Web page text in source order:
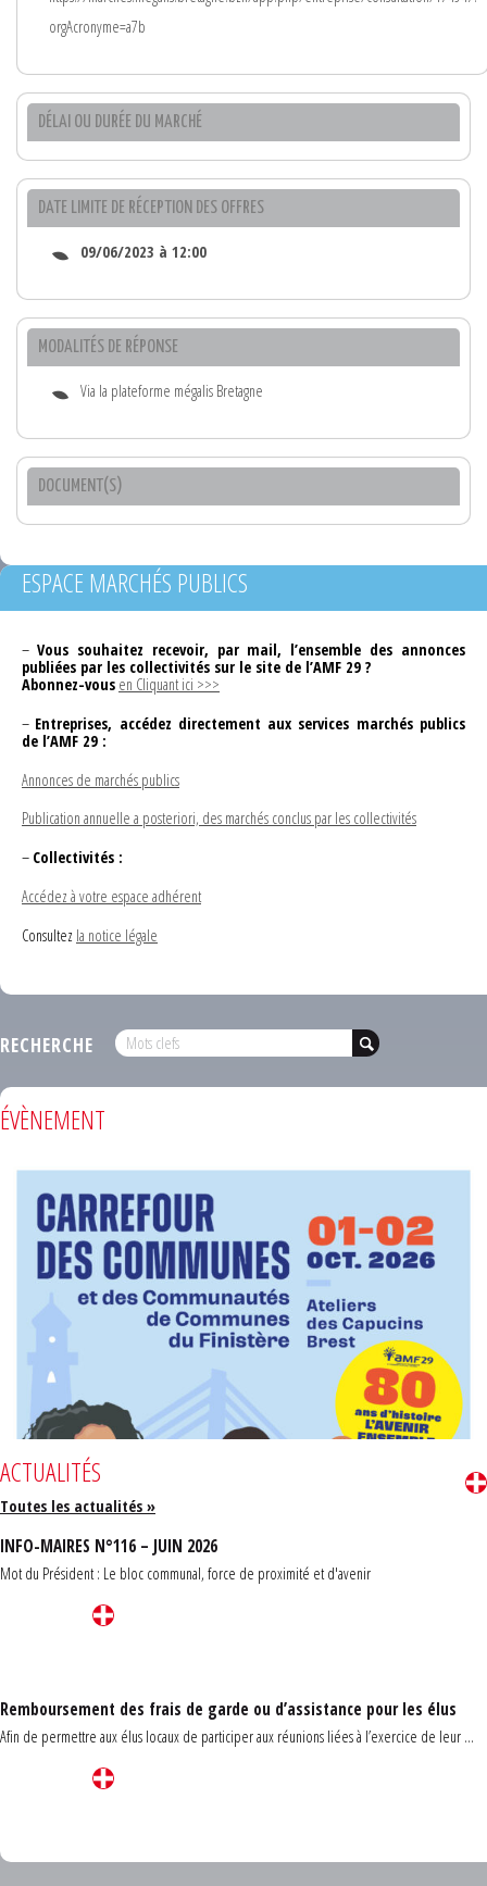
orgAcronyme=a7b
DÉLAI OU DURÉE DU MARCHÉ
DATE LIMITE DE RÉCEPTION DES OFFRES
09/06/2023 à 12:00
MODALITÉS DE RÉPONSE
Via la plateforme mégalis Bretagne
DOCUMENT(S)
ESPACE MARCHÉS PUBLICS
– Vous souhaitez recevoir, par mail, l’ensemble des annonces
publiées par les collectivités sur le site de l’AMF 29 ?
Abonnez-vous en Cliquant ici >>>
– Entreprises, accédez directement aux services marchés publics
de l’AMF 29 :
Annonces de marchés publics
Publication annuelle a posteriori, des marchés conclus par les collectivités
– Collectivités :
Accédez à votre espace adhérent
Consultez la notice légale
RECHERCHE
ÉVÈNEMENT
ACTUALITÉS
Toutes les actualités »
INFO-MAIRES N°116 – JUIN 2026
Mot du Président : Le bloc communal, force de proximité et d'avenir
Remboursement des frais de garde ou d’assistance pour les élus
Afin de permettre aux élus locaux de participer aux réunions liées à l’exercice de leur ...